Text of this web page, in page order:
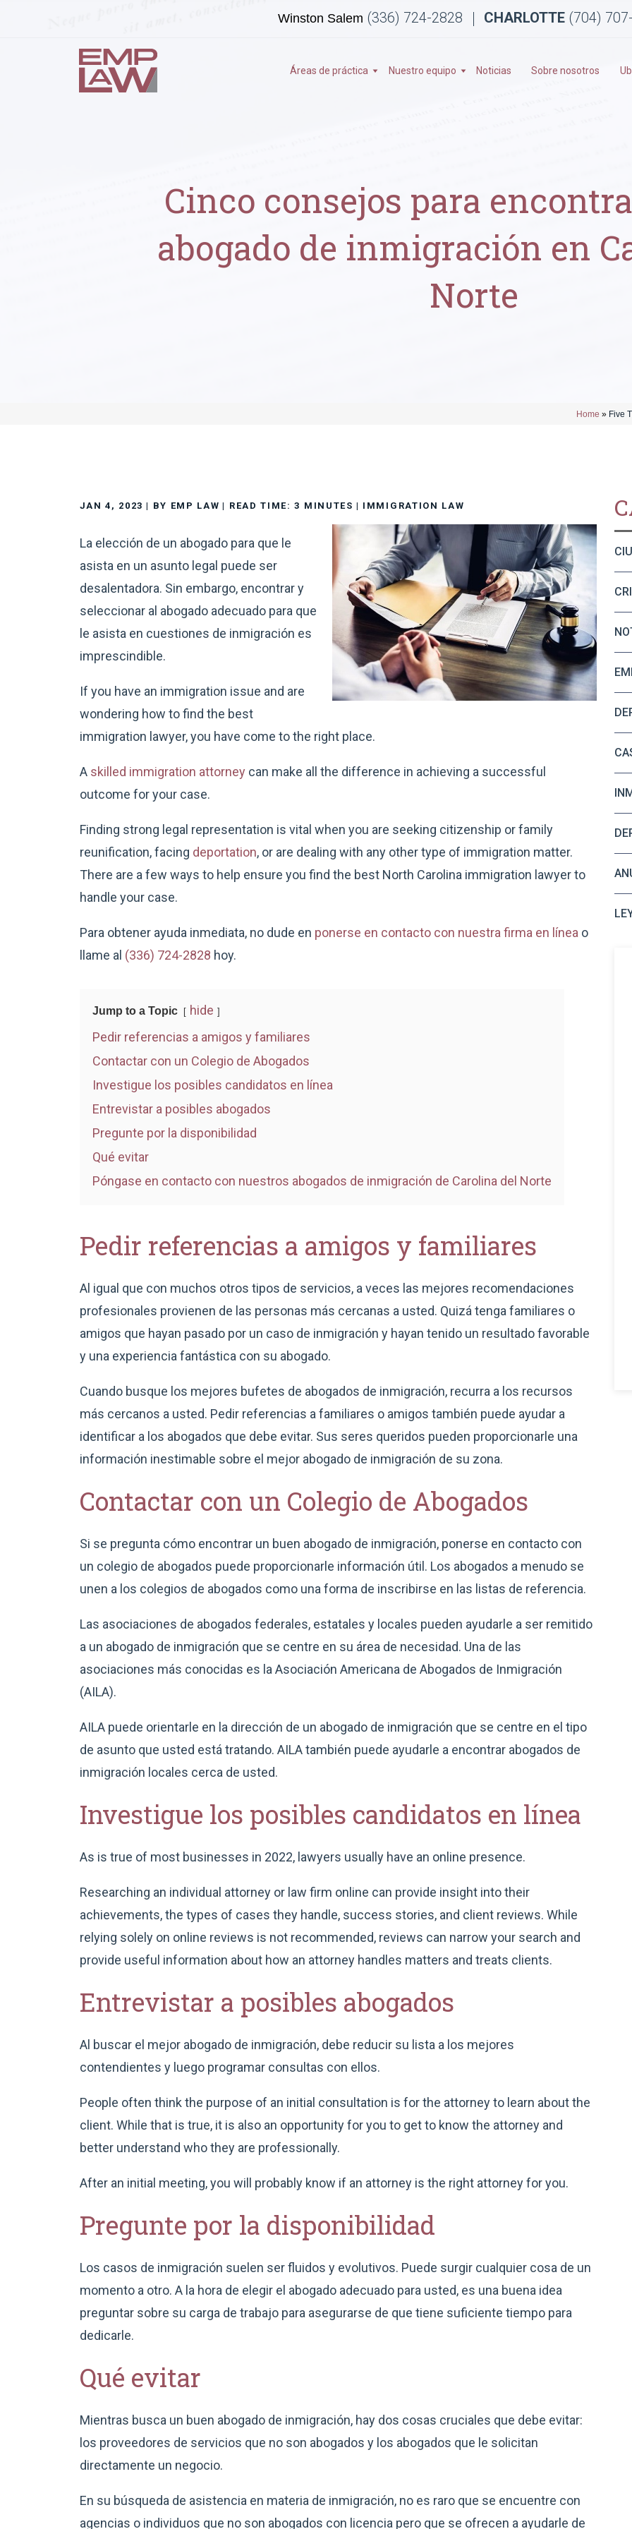
Winston Salem (336) 724-2828 CHARLOTTE (704)
Áreas de práctica Nuestro equipo Noticias Sobre nosotros
Cinco consejos para
abogado de inmigración en
Norte
Home » Five
JAN 4, 2023 | BY EMP LAW | READ TIME: 3 MINUTES | IMMIGRATION LAW
La elección de un abogado para que le
asista en un asunto legal puede ser
desalentadora. Sin embargo, encontrar y
seleccionar al abogado adecuado para que
le asista en cuestiones de inmigración es
imprescindible.
If you have an immigration issue and are
wondering how to find the best
immigration lawyer, you have come to the right place.
A skilled immigration attorney can make all the difference in achieving a successful
outcome for your case.
Finding strong legal representation is vital when you are seeking citizenship or family
reunification, facing deportation, or are dealing with any other type of immigration matter.
There are a few ways to help ensure you find the best North Carolina immigration lawyer to
handle your case.
Para obtener ayuda inmediata, no dude en ponerse en contacto con nuestra firma en líneao
llame al (336) 724-2828 hoy.
Jump to a Topic
hide
Pedir referencias a amigos y familiares
Contactar con un Colegio de Abogados
Investigue los posibles candidatos en línea
Entrevistar a posibles abogados
Pregunte por la disponibilidad
Qué evitar
Póngase en contacto con nuestros abogados de inmigración de Carolina del Norte
Pedir referencias a amigos y familiares
Al igual que con muchos otros tipos de servicios, a veces las mejores recomendaciones
profesionales provienen de las personas más cercanas a usted. Quizá tenga familiares o
amigos que hayan pasado por un caso de inmigración y hayan tenido un resultado favorable
y una experiencia fantástica con su abogado.
Cuando busque los mejores bufetes de abogados de inmigración, recurra a los recursos
más cercanos a usted. Pedir referencias a familiares o amigos también puede ayudar a
identificar a los abogados que debe evitar. Sus seres queridos pueden proporcionarle una
información inestimable sobre el mejor abogado de inmigración de su zona.
Contactar con un Colegio de Abogados
Si se pregunta cómo encontrar un buen abogado de inmigración, ponerse en contacto con
un colegio de abogados puede proporcionarle información útil. Los abogados a menudo se
unen a los colegios de abogados como una forma de inscribirse en las listas de referencia.
Las asociaciones de abogados federales, estatales y locales pueden ayudarle a ser remitido
a un abogado de inmigración que se centre en su área de necesidad. Una de las
asociaciones más conocidas es la Asociación Americana de Abogados de Inmigración
(AILA).
AILA puede orientarle en la dirección de un abogado de inmigración que se centre en el tipo
de asunto que usted está tratando. AILA también puede ayudarle a encontrar abogados de
inmigración locales cerca de usted.
Investigue los posibles candidatos en línea
As is true of most businesses in 2022, lawyers usually have an online presence.
Researching an individual attorney or law firm online can provide insight into their
achievements, the types of cases they handle, success stories, and client reviews. While
relying solely on online reviews is not recommended, reviews can narrow your search and
provide useful information about how an attorney handles matters and treats clients.
Entrevistar a posibles abogados
Al buscar el mejor abogado de inmigración, debe reducir su lista a los mejores
contendientes y luego programar consultas con ellos.
People often think the purpose of an initial consultation is for the attorney to learn about the
client. While that is true, it is also an opportunity for you to get to know the attorney and
better understand who they are professionally.
After an initial meeting, you will probably know if an attorney is the right attorney for you.
Pregunte por la disponibilidad
Los casos de inmigración suelen ser fluidos y evolutivos. Puede surgir cualquier cosa de un
momento a otro. A la hora de elegir el abogado adecuado para usted, es una buena idea
preguntar sobre su carga de trabajo para asegurarse de que tiene suficiente tiempo para
dedicarle.
Qué evitar
Mientras busca un buen abogado de inmigración, hay dos cosas cruciales que debe evitar:
los proveedores de servicios que no son abogados y los abogados que le solicitan
directamente un negocio.
En su búsqueda de asistencia en materia de inmigración, no es raro que se encuentre con
agencias o individuos que no son abogados con licencia pero que se ofrecen a ayudarle de